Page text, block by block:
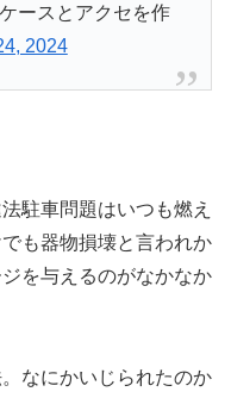
ースとアクセを作
2024
駐車問題はいつも燃え
も器物損壊と言われか
を与えるのがなかなか
なにかいじられたのか